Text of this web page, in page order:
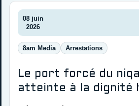
08 juin
2026
8am Media Arrestations
Le port forcé du
atteinte à la dignité